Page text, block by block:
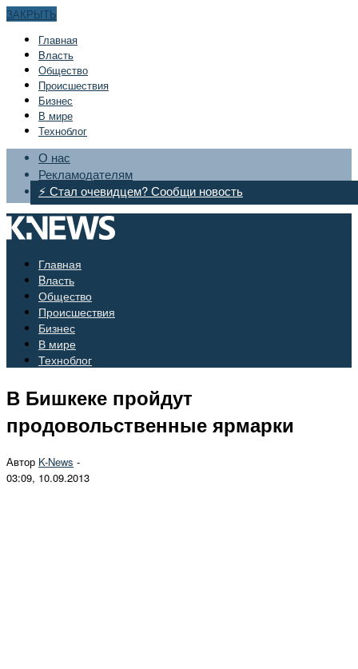
ЗАКРЫТЬ
Главная
Bласть
Общество
Происшествия
Бизнес
В мире
Техноблог
О нас
Рекламодателям
⚡ Стал очевидцем? Сообщи новость
Главная
Bласть
Общество
Происшествия
Бизнес
В мире
Техноблог
В Бишкеке пройдут
продовольственные ярмарки
Автор K-News -
03:09, 10.09.2013